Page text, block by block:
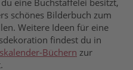
eine Buchstaffelei besitzt,
schönes Bilderbuch zum
Weitere Ideen für eine
findest du in
Büchern zur